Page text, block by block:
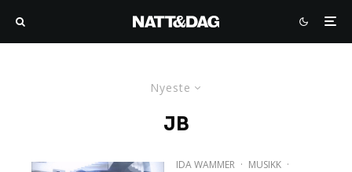
Nyeste
JB
IDA WAMMER · MUSIKK ·